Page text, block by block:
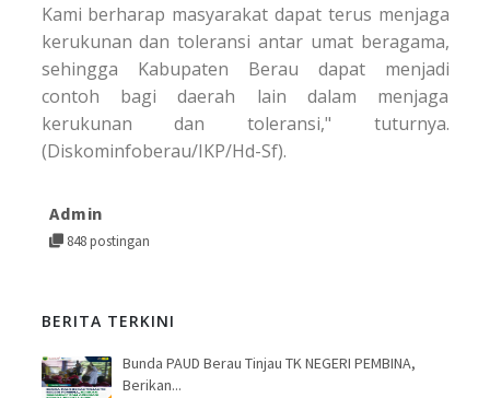
Kami berharap masyarakat dapat terus menjaga
kerukunan dan toleransi antar umat beragama,
sehingga Kabupaten Berau dapat menjadi
contoh bagi daerah lain dalam menjaga
kerukunan dan toleransi," tuturnya.
(Diskominfoberau/IKP/Hd-Sf).
Admin
848 postingan
BERITA TERKINI
Bunda PAUD Berau Tinjau TK NEGERI PEMBINA,
Berikan...